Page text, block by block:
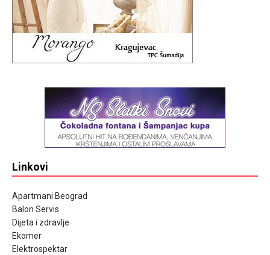
Linkovi
Apartmani Beograd
Balon Servis
Dijeta i zdravlje
Ekomer
Elektrospektar